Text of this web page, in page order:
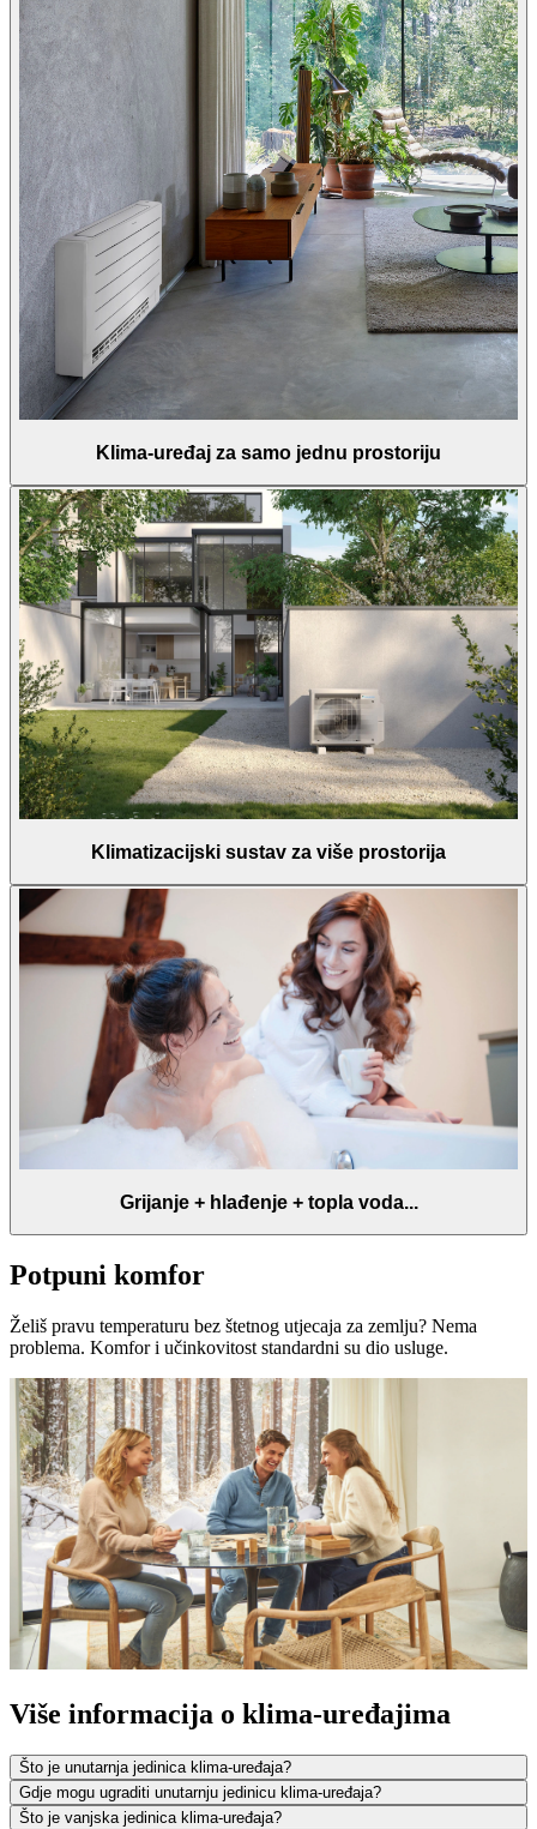
Klima-uređaj za samo jednu prostoriju
Klimatizacijski sustav za više prostorija
Grijanje + hlađenje + topla voda...
Potpuni komfor
Želiš pravu temperaturu bez štetnog utjecaja za zemlju? Nema
problema. Komfor i učinkovitost standardni su dio usluge.
Više informacija o klima-uređajima
Što je unutarnja jedinica klima-uređaja?
Gdje mogu ugraditi unutarnju jedinicu klima-uređaja?
Što je vanjska jedinica klima-uređaja?